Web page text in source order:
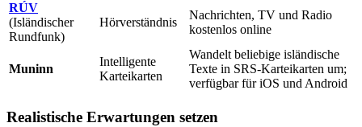
RÚV
(Isländischer
Rundfunk)
Hörverständnis
Nachrichten, TV und Radio
kostenlos online
Muninn
Intelligente
Karteikarten
Wandelt beliebige isländische
Texte in SRS-Karteikarten um;
verfügbar für iOS und Android
Realistische Erwartungen setzen